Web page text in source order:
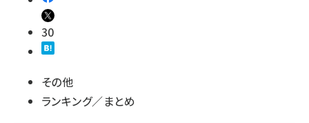
30
その他
ランキング／まとめ